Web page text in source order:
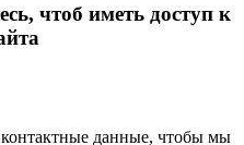
чтоб иметь доступ к
данные, чтобы мы